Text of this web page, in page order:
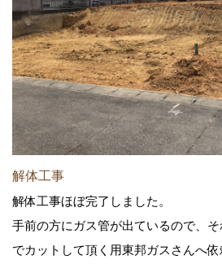
解体工事
解体工事ほぼ完了しました。
手前の方にガス管が出ているので、
でカットして頂く用東邦ガスさんへ依